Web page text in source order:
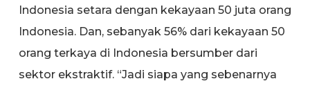
Indonesia setara dengan kekayaan 50 juta orang
Indonesia. Dan, sebanyak 56% dari kekayaan 50
orang terkaya di Indonesia bersumber dari
sektor ekstraktif. “Jadi siapa yang sebenarnya